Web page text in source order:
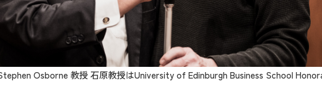
Osborne 教授 石原教授はUniversity of Edinburgh Business School